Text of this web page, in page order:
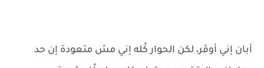
أبان إني أوڤر، لكن الحوار كُله إني مش متعودة إن حد